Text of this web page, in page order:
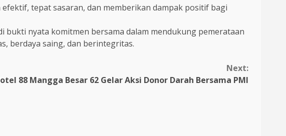
tepat sasaran, dan memberikan dampak positif bagi
nyata komitmen bersama dalam mendukung pemerataan
berdaya saing, dan berintegritas.
Next:
88 Mangga Besar 62 Gelar Aksi Donor Darah Bersama PMI